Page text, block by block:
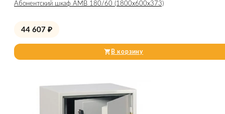
Абонентский шкаф AMB 180/60 (1800x600x373)
44 607 ₽
В корзину